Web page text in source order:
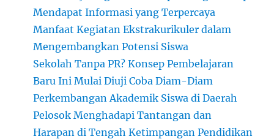
Mendapat Informasi yang Terpercaya
Manfaat Kegiatan Ekstrakurikuler dalam
Mengembangkan Potensi Siswa
Sekolah Tanpa PR? Konsep Pembelajaran
Baru Ini Mulai Diuji Coba Diam-Diam
Perkembangan Akademik Siswa di Daerah
Pelosok Menghadapi Tantangan dan
Harapan di Tengah Ketimpangan Pendidikan